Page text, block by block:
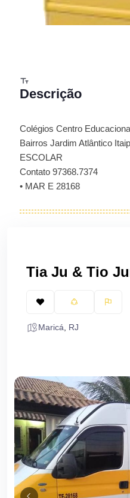
Tia Ju & Tio
Maricá RJ
Descrição
Colégios Centro
Bairros Jardim Atlântico
ESCOLAR
Contato 97368.7374
• MAR E 28168